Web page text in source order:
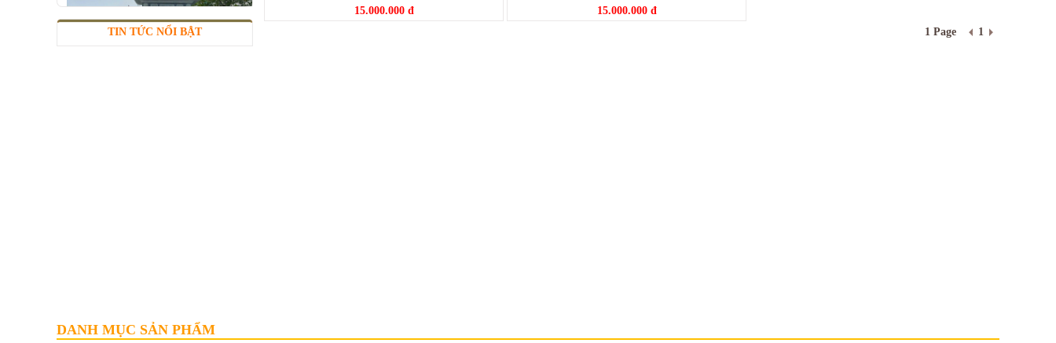
LĂNG THỜ ĐÁ
TIN TỨC NỔI BẬT
15.000.000 đ
15.000.000 đ
1 Page
1
DANH MỤC SẢN PHẨM